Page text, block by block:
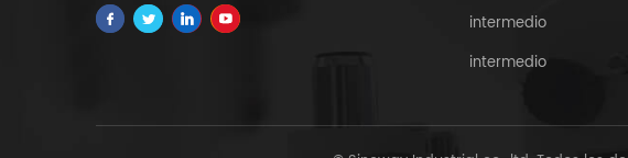
salud; Complementos alimenticios,
personalizado en todo el mundo.
intermedio
intermedio